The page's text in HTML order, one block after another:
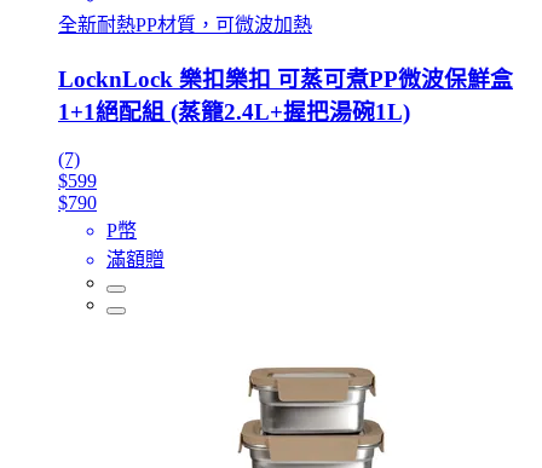
全新耐熱PP材質，可微波加熱
LocknLock 樂扣樂扣 可蒸可煮PP微波保鮮盒
1+1絕配組 (蒸籠2.4L+握把湯碗1L)
(7)
$599
$790
P幣
滿額贈